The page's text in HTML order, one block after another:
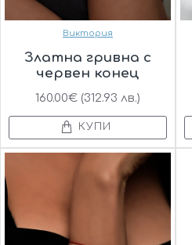
Виктория
Златнa гривна с
червен конец
160.00€ (312.93 лв.)
КУПИ